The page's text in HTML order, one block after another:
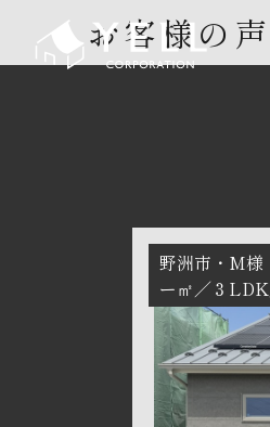
お客様の声
野洲市
M様
ー㎡
３LDK